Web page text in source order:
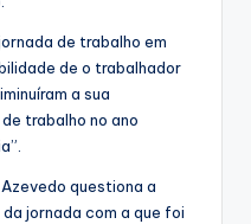
de trabalho em
de o trabalhador
a sua
trabalho no ano
questiona a
jornada com a que foi